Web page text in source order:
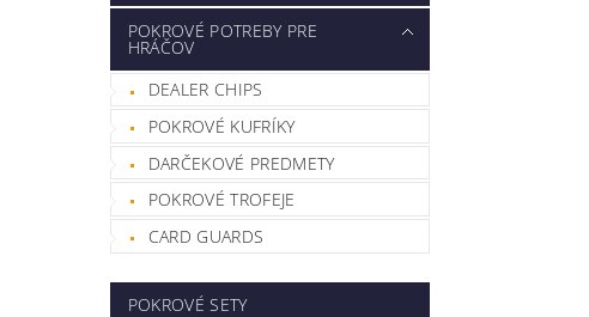
POKROVÉ POTREBY PRE
HRÁČOV
DEALER CHIPS
POKROVÉ KUFRÍKY
DARČEKOVÉ PREDMETY
POKROVÉ TROFEJE
CARD GUARDS
POKROVÉ SETY